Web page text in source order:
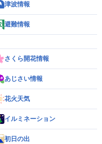
津波情報
避難情報
さくら開花情報
あじさい情報
花火天気
イルミネーション
初日の出